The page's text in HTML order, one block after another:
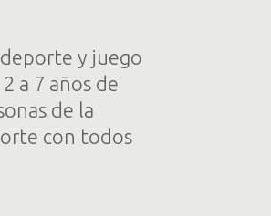
y juego
a 7 años de
de la
con todos